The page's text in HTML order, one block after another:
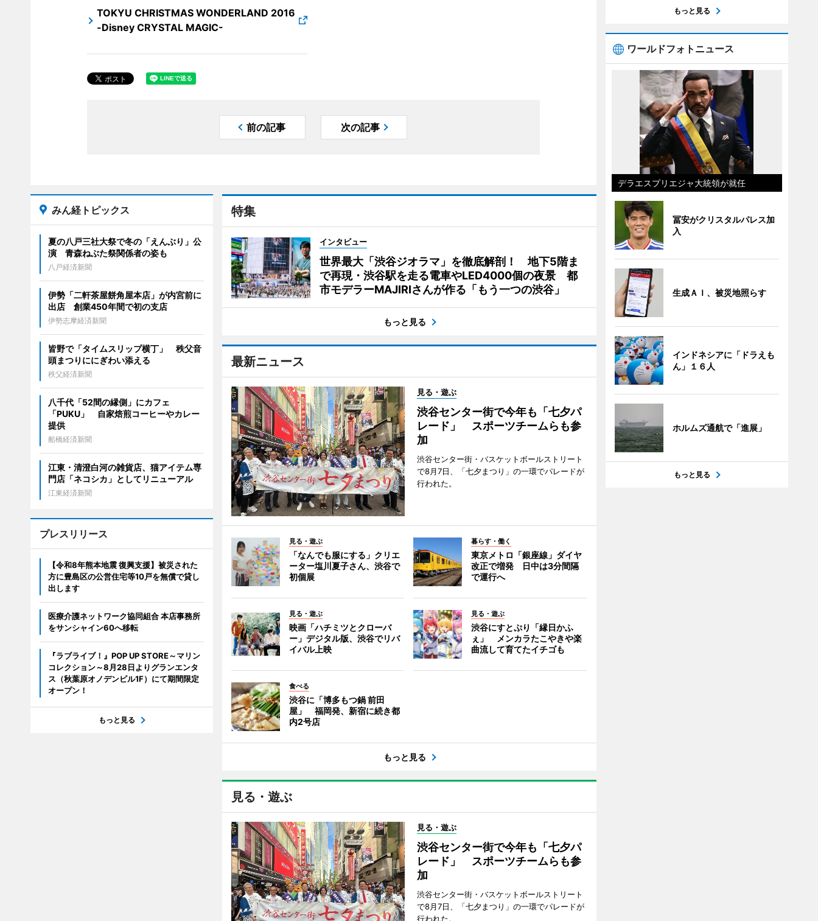
TOKYU CHRISTMAS WONDERLAND 2016
-Disney CRYSTAL MAGIC-
前の記事 次の記事
特集
インタビュー
世界最大「渋谷ジオラマ」を徹底解剖！ 地下5階ま
で再現・渋谷駅を走る電車やLED4000個の夜景 都
市モデラーMAJIRIさんが作る「もう一つの渋谷」
もっと見る
最新ニュース
見る・遊ぶ
渋谷センター街で今年も「七夕パ
レード」 スポーツチームらも参
加
渋谷センター街・バスケットボールストリート
で8月7日、「七夕まつり」の一環でパレードが
行われた。
見る・遊ぶ
「なんでも服にする」クリエ
ーター塩川夏子さん、渋谷で
初個展
暮らす・働く
東京メトロ「銀座線」ダイヤ
改正で増発 日中は3分間隔
で運行へ
見る・遊ぶ
映画「ハチミツとクローバ
ー」デジタル版、渋谷でリバ
イバル上映
見る・遊ぶ
渋谷にすとぷり「縁日かふ
ぇ」 メンカラたこやきや楽
曲流して育てたイチゴも
食べる
渋谷に「博多もつ鍋 前田
屋」 福岡発、新宿に続き都
内2号店
もっと見る
見る・遊ぶ
見る・遊ぶ
渋谷センター街で今年も「七夕パ
レード」 スポーツチームらも参
加
渋谷センター街・バスケットボールストリート
で8月7日、「七夕まつり」の一環でパレードが
行われた。
みん経トピックス
夏の八戸三社大祭で冬の「えんぶり」公
演 青森ねぶた祭関係者の姿も
八戸経済新聞
伊勢「二軒茶屋餅角屋本店」が内宮前に
出店 創業450年間で初の支店
伊勢志摩経済新聞
皆野で「タイムスリップ横丁」 秩父音
頭まつりににぎわい添える
秩父経済新聞
八千代「52間の縁側」にカフェ
「PUKU」 自家焙煎コーヒーやカレー
提供
船橋経済新聞
江東・清澄白河の雑貨店、猫アイテム専
門店「ネコシカ」としてリニューアル
江東経済新聞
プレスリリース
【令和8年熊本地震 復興支援】被災された
方に豊島区の公営住宅等10戸を無償で貸し
出します
医療介護ネットワーク協同組合 本店事務所
をサンシャイン60へ移転
『ラブライブ！』POP UP STORE～マリン
コレクション～8月28日よりグランエンタ
ス（秋葉原オノデンビル1F）にて期間限定
オープン！
もっと見る
もっと見る
ワールドフォトニュース
デラエスプリエジャ大統領が就任
冨安がクリスタルパレス加
入
生成ＡＩ、被災地照らす
インドネシアに「ドラえも
ん」１６人
ホルムズ通航で「進展」
もっと見る